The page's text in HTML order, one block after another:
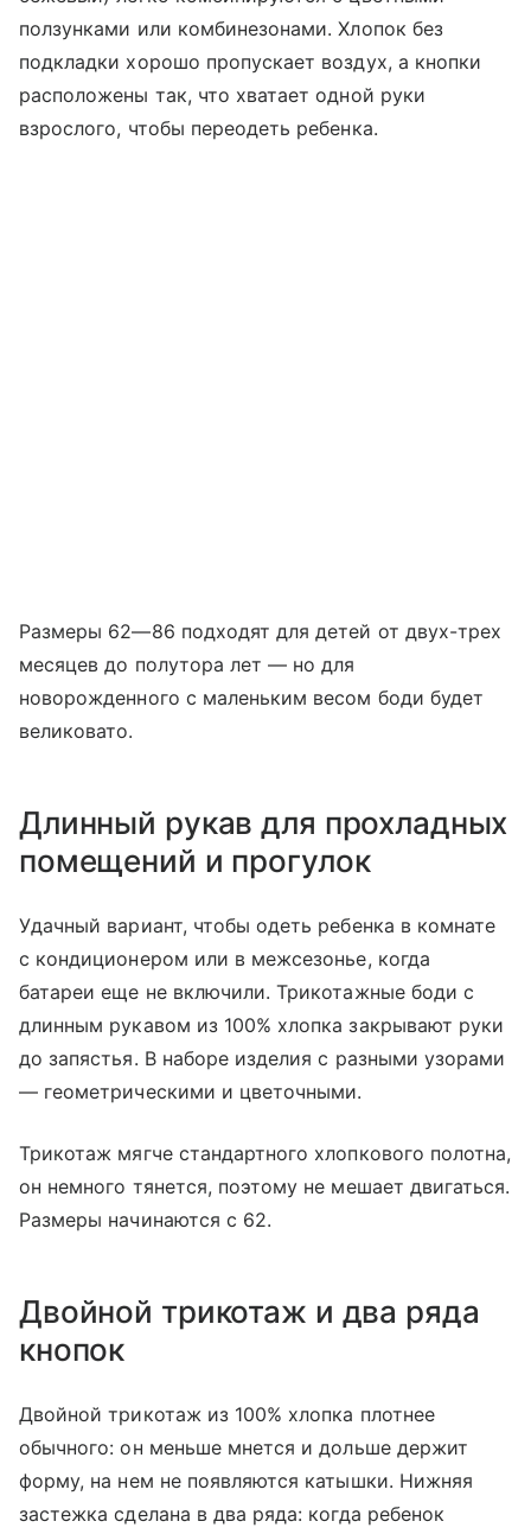
ползунками или комбинезонами. Хлопок без
подкладки хорошо пропускает воздух, а кнопки
расположены так, что хватает одной руки
взрослого, чтобы переодеть ребенка.
Размеры 62—86 подходят для детей от двух-трех
месяцев до полутора лет — но для
новорожденного с маленьким весом боди будет
великовато.
Длинный рукав для прохладных
помещений и прогулок
Удачный вариант, чтобы одеть ребенка в комнате
с кондиционером или в межсезонье, когда
батареи еще не включили. Трикотажные боди с
длинным рукавом из 100% хлопка закрывают руки
до запястья. В наборе изделия с разными узорами
— геометрическими и цветочными.
Трикотаж мягче стандартного хлопкового полотна,
он немного тянется, поэтому не мешает двигаться.
Размеры начинаются с 62.
Двойной трикотаж и два ряда
кнопок
Двойной трикотаж из 100% хлопка плотнее
обычного: он меньше мнется и дольше держит
форму, на нем не появляются катышки. Нижняя
застежка сделана в два ряда: когда ребенок